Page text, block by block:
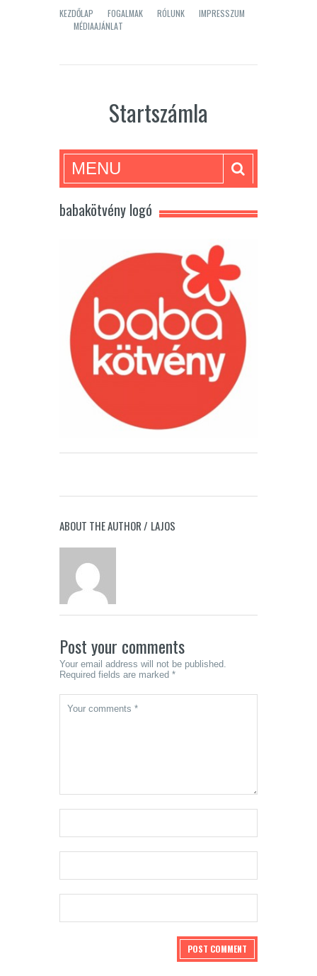
KEZDŐLAP FOGALMAK RÓLUNK
IMPRESSZUM
MÉDIAAJÁNLAT
Startszámla
MENU
babakötvény logó
ABOUT THE AUTHOR / LAJOS
Post your comments
Your email address will not be published.
Required fields are marked *